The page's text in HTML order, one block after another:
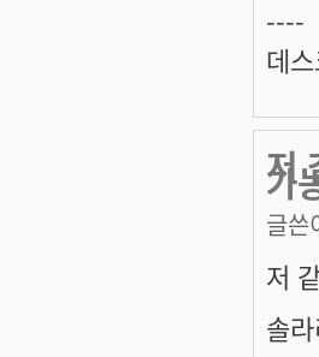
----
데
저
가
글쓴
저
솔